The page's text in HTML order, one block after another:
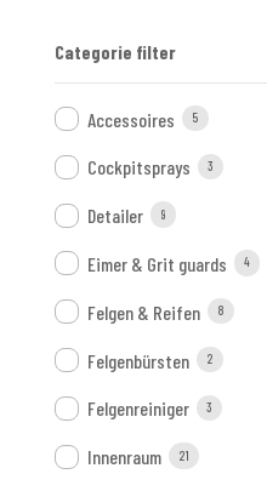
Categorie filter
Accessoires 5
Cockpitsprays 3
Detailer 9
Eimer & Grit guards 4
Felgen & Reifen 8
Felgenbürsten 2
Felgenreiniger 3
Innenraum 21